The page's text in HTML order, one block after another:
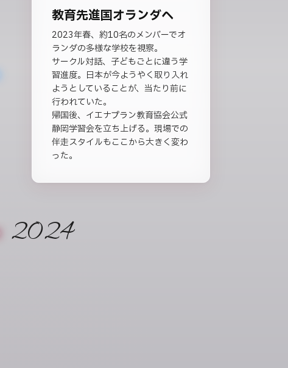
教育先進国オランダへ
2023年春、約10名のメンバーでオ
ランダの多様な学校を視察。
サークル対話、子どもごとに違う学
習進度。日本が今ようやく取り入れ
ようとしていることが、当たり前に
行われていた。
帰国後、イエナプラン教育協会公式
静岡学習会を立ち上げる。現場での
伴走スタイルもここから大きく変わ
った。
2024